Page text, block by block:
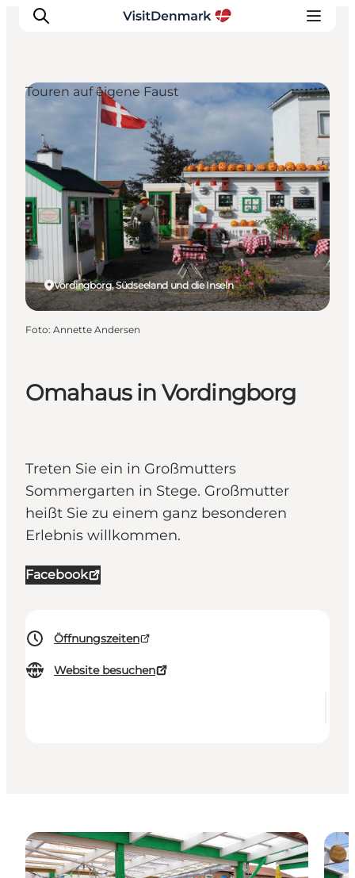
Inspiration
Regionen
Erlebnisse
Unterkünfte
Reiseplanung
Omahaus in Vordingborg
Treten Sie ein in Großmutters
Sommergarten in Stege. Großmutter
heißt Sie zu einem ganz besonderen
Erlebnis willkommen.
Facebook
Öffnungszeiten
Website besuchen
Vordingborg, Südseeland und die Inseln
Touren auf eigene Faust
Foto: Annette Andersen